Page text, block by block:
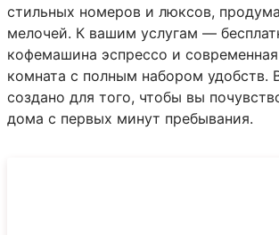
стильных номеров и люксов,
мелочей. К вашим услугам —
кофемашина эспрессо и современная
комната с полным набором удобств.
создано для того, чтобы вы
дома с первых минут пребывания.